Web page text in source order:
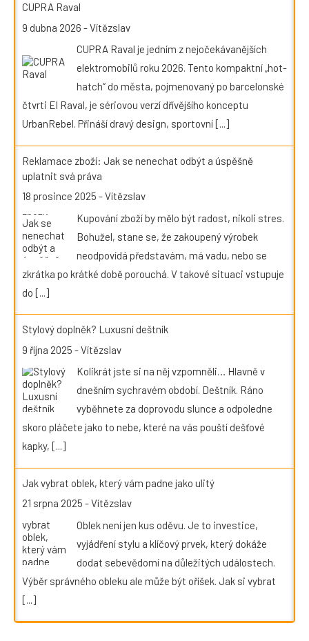
CUPRA Raval
9 dubna 2026 -Vítězslav
CUPRA Raval je jedním z nejočekávanějších
elektromobilů roku 2026. Tento kompaktní „hot-
hatch“ do města, pojmenovaný po barcelonské
čtvrti El Raval, je sériovou verzí dřívějšího konceptu
UrbanRebel. Přináší dravý design, sportovní[...]
Reklamace zboží: Jak se nenechat odbýt a úspěšně
uplatnit svá práva
18 prosince 2025 -Vítězslav
Kupování zboží by mělo být radost, nikoli stres.
Bohužel, stane se, že zakoupený výrobek
neodpovídá představám, má vadu, nebo se
zkrátka po krátké době porouchá. V takové situaci vstupuje
do [...]
Stylový doplněk? Luxusní deštník
9 října 2025 -Vítězslav
Kolikrát jste si na něj vzpomněli… Hlavně v
dnešním sychravém období. Deštník. Ráno
vyběhnete za doprovodu slunce a odpoledne
skoro pláčete jako to nebe, které na vás pouští dešťové
kapky, [...]
Jak vybrat oblek, který vám padne jako ulitý
21 srpna 2025 -Vítězslav
Oblek není jen kus oděvu. Je to investice,
vyjádření stylu a klíčový prvek, který dokáže
dodat sebevědomí na důležitých událostech.
Výběr správného obleku ale může být oříšek. Jak si vybrat
[...]